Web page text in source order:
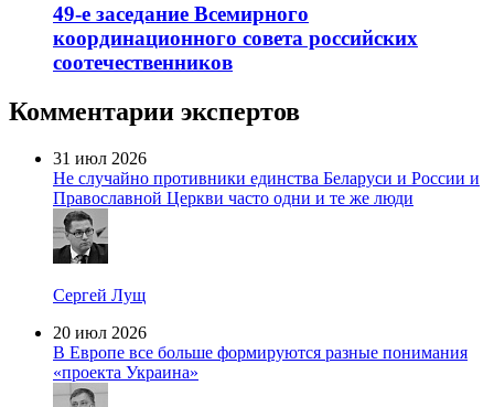
49-е заседание Всемирного
координационного совета российских
соотечественников
Комментарии экспертов
31 июл 2026
Не случайно противники единства Беларуси и России и
Православной Церкви часто одни и те же люди
Сергей Лущ
20 июл 2026
В Европе все больше формируются разные понимания
«проекта Украина»